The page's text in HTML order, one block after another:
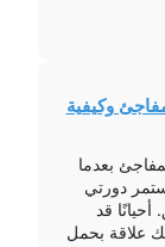
وكيفية
بعدما
سنة وعادة تستمر دورتي
أحيانًا قد
علاقة بحمل